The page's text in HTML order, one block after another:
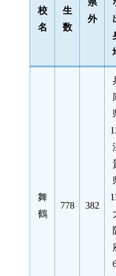
校
名
生
数
県
外
舞
鶴
778 382